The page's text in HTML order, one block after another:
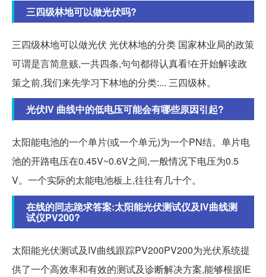
三四级林地可以做光伏吗?
三四级林地可以做光伏 光伏林地的分类 国家林业局的政策
可谓是言简意赅,一共四条,句句都得认真看!在开始解读政
策之前,我们来先学习下林地的分类:... 三四级林。
光伏IV 曲线中的低电压可能会有哪些原因引起?
太阳能电池的一个单片(或一个单元)为一个PN结。单片电
池的开路电压在0.45V~0.6V之间,一般情况下电压为0.5
V。一个实际的太能电池板上,往往有几十个。
在线的同志跪求答案:太阳能光伏测试仪及IV曲线测
试仪PV200?
太阳能光伏测试及IV曲线跟踪PV200PV200为光伏系统提
供了一个高效率和有效的测试及诊断解决方案,能够根据IE